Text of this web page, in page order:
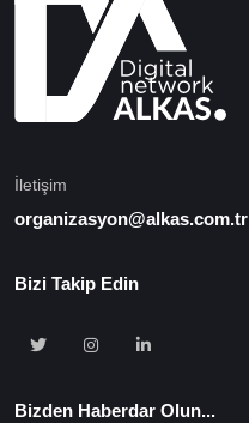
İletişim
organizasyon@alkas.com.tr
Bizi Takip Edin
Bizden Haberdar Olun...